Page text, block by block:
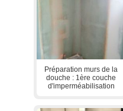
Préparation murs de la
douche : 1ère couche
d'imperméabilisation